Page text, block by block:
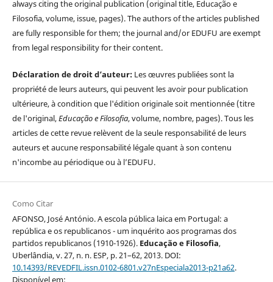
always citing the original publication (original title, Educação e
Filosofia, volume, issue, pages). The authors of the articles published
are fully responsible for them; the journal and/or EDUFU are exempt
from legal responsibility for their content.
Déclaration de droit d’auteur: Les œuvres publiées sont la
propriété de leurs auteurs, qui peuvent les avoir pour publication
ultérieure, à condition que l'édition originale soit mentionnée (titre
de l'original,Educação e Filosofia, volume, nombre, pages). Tous les
articles de cette revue relèvent de la seule responsabilité de leurs
auteurs et aucune responsabilité légale quant à son contenu
n'incombe au périodique ou à l’EDUFU.
Como Citar
AFONSO, José António. A escola pública laica em Portugal: a
república e os republicanos - um inquérito aos programas dos
partidos republicanos (1910-1926). Educação e Filosofia,
Uberlândia, v. 27, n. n. ESP, p. 21–62, 2013. DOI:
10.14393/REVEDFIL.issn.0102-6801.v27nEspeciala2013-p21a62.
Disponível em: